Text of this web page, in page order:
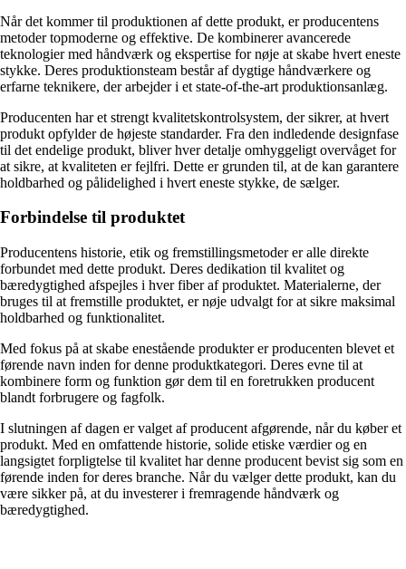
Når det kommer til produktionen af dette produkt, er producentens
metoder topmoderne og effektive. De kombinerer avancerede
teknologier med håndværk og ekspertise for nøje at skabe hvert eneste
stykke. Deres produktionsteam består af dygtige håndværkere og
erfarne teknikere, der arbejder i et state-of-the-art produktionsanlæg.
Producenten har et strengt kvalitetskontrolsystem, der sikrer, at hvert
produkt opfylder de højeste standarder. Fra den indledende designfase
til det endelige produkt, bliver hver detalje omhyggeligt overvåget for
at sikre, at kvaliteten er fejlfri. Dette er grunden til, at de kan garantere
holdbarhed og pålidelighed i hvert eneste stykke, de sælger.
Forbindelse til produktet
Producentens historie, etik og fremstillingsmetoder er alle direkte
forbundet med dette produkt. Deres dedikation til kvalitet og
bæredygtighed afspejles i hver fiber af produktet. Materialerne, der
bruges til at fremstille produktet, er nøje udvalgt for at sikre maksimal
holdbarhed og funktionalitet.
Med fokus på at skabe enestående produkter er producenten blevet et
førende navn inden for denne produktkategori. Deres evne til at
kombinere form og funktion gør dem til en foretrukken producent
blandt forbrugere og fagfolk.
I slutningen af dagen er valget af producent afgørende, når du køber et
produkt. Med en omfattende historie, solide etiske værdier og en
langsigtet forpligtelse til kvalitet har denne producent bevist sig som en
førende inden for deres branche. Når du vælger dette produkt, kan du
være sikker på, at du investerer i fremragende håndværk og
bæredygtighed.